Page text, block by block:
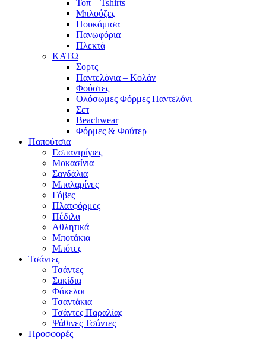
Τοπ – Tshirts
Μπλούζες
Πουκάμισα
Πανωφόρια
Πλεκτά
ΚΑΤΩ
Σορτς
Παντελόνια – Κολάν
Φούστες
Ολόσωμες Φόρμες Παντελόνι
Σετ
Beachwear
Φόρμες & Φούτερ
Παπούτσια
Εσπαντρίγιες
Μοκασίνια
Σανδάλια
Μπαλαρίνες
Γόβες
Πλατφόρμες
Πέδιλα
Αθλητικά
Μποτάκια
Μπότες
Τσάντες
Τσάντες
Σακίδια
Φάκελοι
Τσαντάκια
Τσάντες Παραλίας
Ψάθινες Τσάντες
Προσφορές